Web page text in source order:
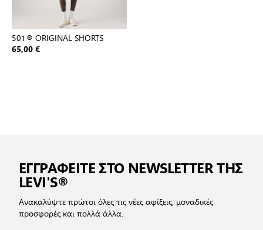
501® ORIGINAL SHORTS
65,00 €
ΕΓΓΡΑΦΕΙΤΕ ΣΤΟ NEWSLETTER ΤΗΣ
LEVI'S®
Ανακαλύψτε πρώτοι όλες τις νέες αφίξεις, μοναδικές
προσφορές και πολλά άλλα.